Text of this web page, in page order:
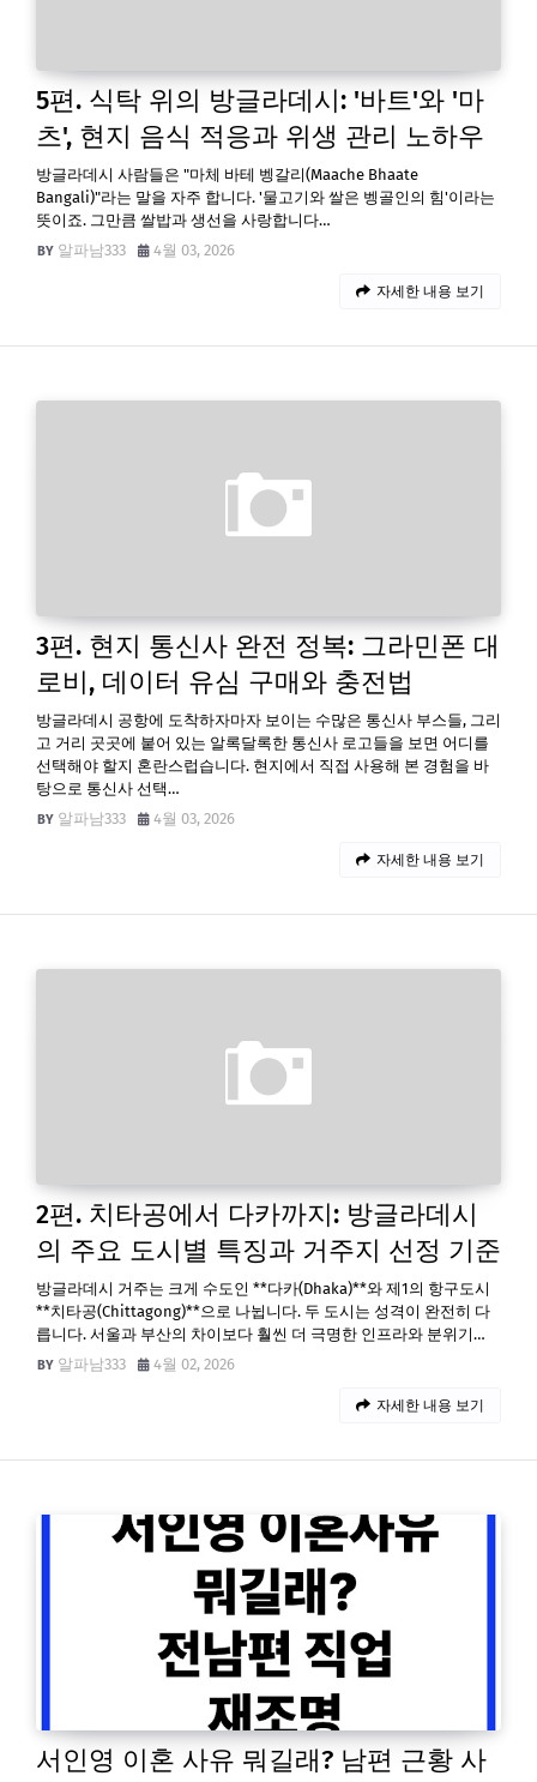
5편. 식탁 위의 방글라데시: '바트'와 '마
츠', 현지 음식 적응과 위생 관리 노하우
방글라데시 사람들은 "마체 바테 벵갈리(Maache Bhaate
Bangali)"라는 말을 자주 합니다. '물고기와 쌀은 벵골인의 힘'이라는
뜻이죠. 그만큼 쌀밥과 생선을 사랑합니다…
알파남333
4월 03, 2026
자세한 내용 보기
3편. 현지 통신사 완전 정복: 그라민폰 대
로비, 데이터 유심 구매와 충전법
방글라데시 공항에 도착하자마자 보이는 수많은 통신사 부스들, 그리
고 거리 곳곳에 붙어 있는 알록달록한 통신사 로고들을 보면 어디를
선택해야 할지 혼란스럽습니다. 현지에서 직접 사용해 본 경험을 바
탕으로 통신사 선택…
알파남333
4월 03, 2026
자세한 내용 보기
2편. 치타공에서 다카까지: 방글라데시
의 주요 도시별 특징과 거주지 선정 기준
방글라데시 거주는 크게 수도인 **다카(Dhaka)**와 제1의 항구도시
**치타공(Chittagong)**으로 나뉩니다. 두 도시는 성격이 완전히 다
릅니다. 서울과 부산의 차이보다 훨씬 더 극명한 인프라와 분위기…
알파남333
4월 02, 2026
자세한 내용 보기
서인영 이혼 사유 뭐길래? 남편 근황 사